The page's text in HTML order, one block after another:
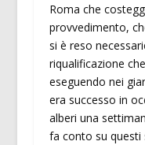
Roma che
provvedimento,
si è reso
riqualificazione
eseguendo nei
era successo in
alberi una
fa conto su questi